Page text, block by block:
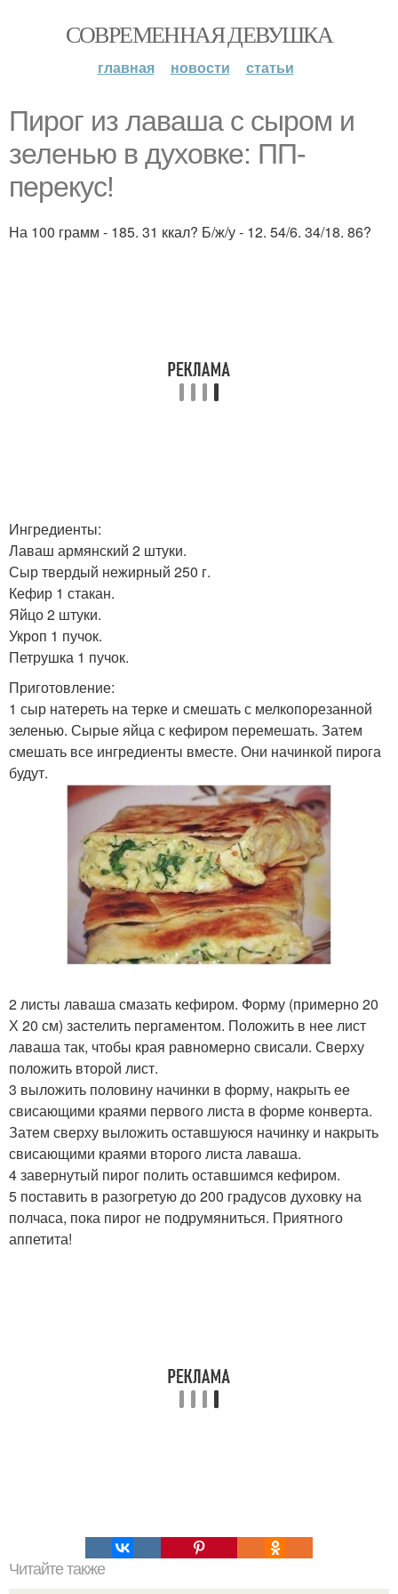
СОВРЕМЕННАЯ ДЕВУШКА
главная новости статьи
Пирог из лаваша с сыром и
зеленью в духовке: ПП-
перекус!
На 100 грамм - 185. 31 ккал? Б/ж/у - 12. 54/6. 34/18. 86?
Ингредиенты:
Лаваш армянский 2 штуки.
Сыр твердый нежирный 250 г.
Кефир 1 стакан.
Яйцо 2 штуки.
Укроп 1 пучок.
Петрушка 1 пучок.
Приготовление:
1 сыр натереть на терке и смешать с мелкопорезанной
зеленью. Сырые яйца с кефиром перемешать. Затем
смешать все ингредиенты вместе. Они начинкой пирога
будут.
2 листы лаваша смазать кефиром. Форму (примерно 20
Х 20 см) застелить пергаментом. Положить в нее лист
лаваша так, чтобы края равномерно свисали. Сверху
положить второй лист.
3 выложить половину начинки в форму, накрыть ее
свисающими краями первого листа в форме конверта.
Затем сверху выложить оставшуюся начинку и накрыть
свисающими краями второго листа лаваша.
4 завернутый пирог полить оставшимся кефиром.
5 поставить в разогретую до 200 градусов духовку на
полчаса, пока пирог не подрумяниться. Приятного
аппетита!
Читайте также